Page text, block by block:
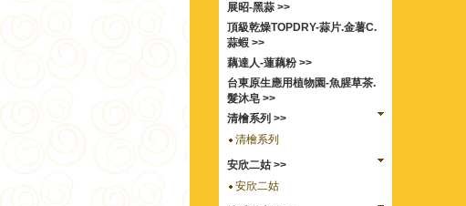
展昭-黑蒜 >>
頂級乾燥TOPDRY-蒜片.金薯C.
蒜蝦 >>
藕達人-蓮藕粉 >>
台東原生應用植物園-魚腥草茶.
髮沐皂 >>
清檜系列 >>
清檜系列
安欣二姑 >>
安欣二姑